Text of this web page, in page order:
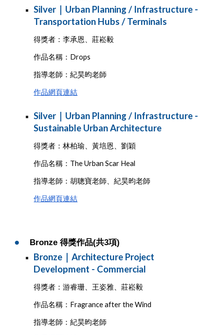
Silver｜Urban Planning / Infrastructure -
Transportation Hubs / Terminals
得獎者：李承恩、莊崧毅
作品名稱：Drops
指導老師：紀昊昀老師
作品網頁連結
Silver｜Urban Planning / Infrastructure -
Sustainable Urban Architecture
得獎者：林柏瑜、黃培恩、劉穎
作品名稱：The Urban Scar Heal
指導老師：胡聰寶老師、紀昊昀老師
作品網頁連結
● Bronze 得獎作品(共3項)
Bronze｜Architecture Project
Development - Commercial
得獎者：游睿珊、王姿雅、莊崧毅
作品名稱：Fragrance after the Wind
指導老師：紀昊昀老師